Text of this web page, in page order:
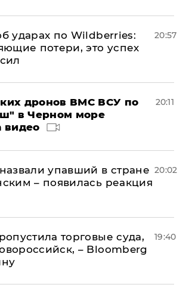
ударах по Wildberries:
потери, это успех
20:57
дронов ВМС ВСУ по
в Черном море
видео
20:11
упавший в стране
– появилась реакция
20:02
торговые суда,
– Bloomberg
19:40